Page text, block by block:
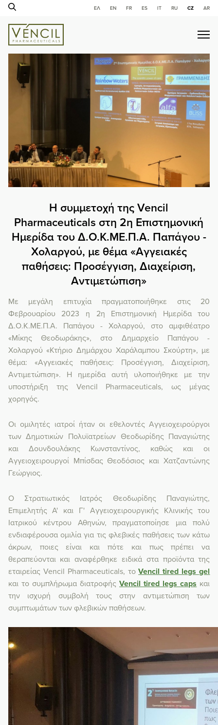
ΕΛ ΕΝ ES IT RU CZ AR
FR
Η συμμετοχή της Vencil
Pharmaceuticals στη 2η Επιστημονική
Ημερίδα του Δ.Ο.Κ.ΜΕ.Π.Α. Παπάγου -
Χολαργού, με θέμα «Αγγειακές
παθήσεις: Προσέγγιση, Διαχείριση,
Αντιμετώπιση»
Με μεγάλη επιτυχία πραγματοποιήθηκε στις 20
Φεβρουαρίου 2023 η 2η Επιστημονική Ημερίδα του
Δ.Ο.Κ.ΜΕ.Π.Α. Παπάγου - Χολαργού, στο αμφιθέατρο
«Μίκης Θεοδωράκης», στο Δημαρχείο Παπάγου -
Χολαργού «Κτήριο Δημάρχου Χαράλαμπου Σκούρτη», με
θέμα: «Αγγειακές παθήσεις: Προσέγγιση, Διαχείριση,
Αντιμετώπιση». Η ημερίδα αυτή υλοποιήθηκε με την
υποστήριξη της Vencil Pharmaceuticals, ως μέγας
χορηγός.
Οι ομιλητές ιατροί ήταν οι εθελοντές Αγγειοχειρούργοι
των Δημοτικών Πολυϊατρείων Θεοδωρίδης Παναγιώτης
και Δουνδουλάκης Κωνσταντίνος, καθώς και οι
Αγγειοχειρουργοί Μπίσδας Θεοδόσιος και Χατζαντώνης
Γεώργιος.
Ο Στρατιωτικός Ιατρός Θεοδωρίδης Παναγιώτης,
Επιμελητής Α' και Γ' Αγγειοχειρουργικής Κλινικής του
Ιατρικού κέντρου Αθηνών, πραγματοποίησε μια πολύ
ενδιαφέρουσα ομιλία για τις φλεβικές παθήσεις των κάτω
άκρων, ποιες είναι και πότε και πως πρέπει να
θεραπεύονται και αναφέρθηκε ειδικά στα προϊόντα της
εταιρείας Vencil Pharmaceuticals, τοVencil tired legs gel
και το συμπλήρωμα διατροφής Vencil tired legs caps και
την ισχυρή συμβολή τους στην αντιμετώπιση των
συμπτωμάτων των φλεβικών παθήσεων.